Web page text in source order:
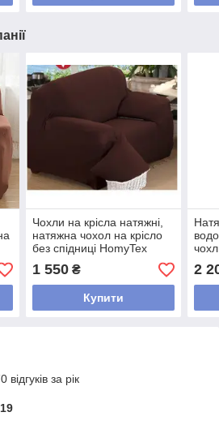
Чохли на крісла натяжні,
натяжна чохол на крісло
без спідниці HomyTex
1 550₴
Купити
2
за рік